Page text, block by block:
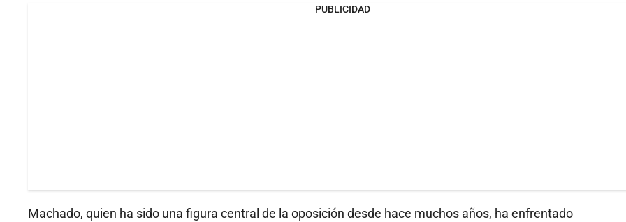
PUBLICIDAD
Machado, quien ha sido una figura central de la oposición desde hace muchos años, ha enfrentado